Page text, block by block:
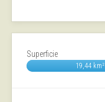
Superficie
19,44 km²